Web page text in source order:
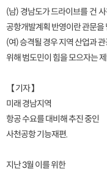
(남) 경남도가 드라이브를 건
공항개발계획 반영이란 관문을
(여) 승격될 경우 지역 산업과
위해 범도민이 힘을 모으자는
【 기자 】
미래 경남지역
항공 수요를 대비해 추진 중인
사천공항 기능재편.
지난 3월 이를 위한